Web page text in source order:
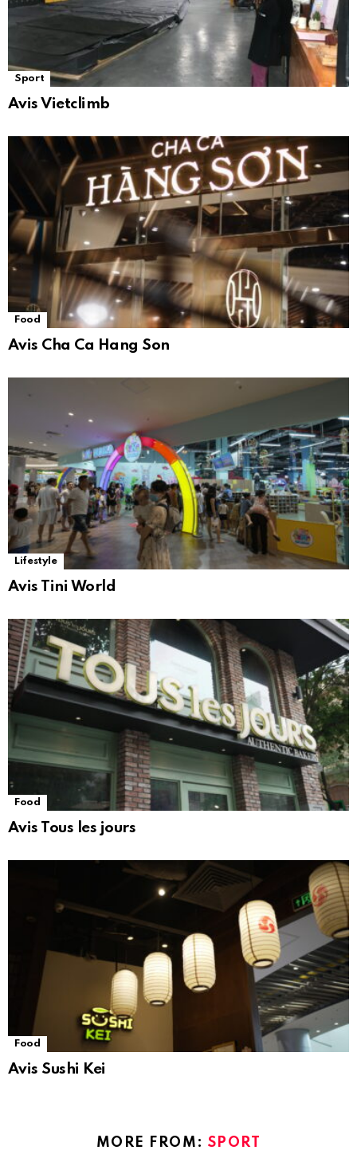
Sport
Avis Vietclimb
Food
Avis Cha Ca Hang Son
Lifestyle
Avis Tini World
Food
Avis Tous les jours
Food
Avis Sushi Kei
MORE FROM: SPORT